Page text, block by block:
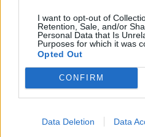
I want to opt-out of
Retention, Sale, and/or
Personal Data that Is
Purposes for which it was
Opted Out
CONFIRM
Data Deletion Data
🔥 Trending